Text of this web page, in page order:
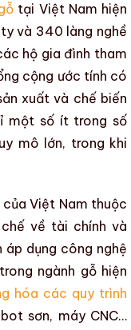
tại Việt Nam hiện
và 340 làng nghề
hộ gia đình tham
cộng ước tính có
xuất và chế biến
một số ít trong số
mô lớn, trong khi
của Việt Nam thuộc
về tài chính và
áp dụng công nghệ
ngành gỗhiện
hóa các quy trình
sơn, máy CNC…